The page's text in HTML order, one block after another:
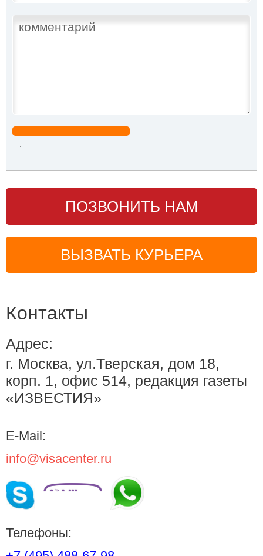
.
ПОЗВОНИТЬ НАМ
ВЫЗВАТЬ КУРЬЕРА
Контакты
Адрес:
г. Москва, ул.Тверская, дом 18,
корп. 1, офис 514, редакция газеты
«ИЗВЕСТИЯ»
E-Mail:
info@visacenter.ru
Телефоны: